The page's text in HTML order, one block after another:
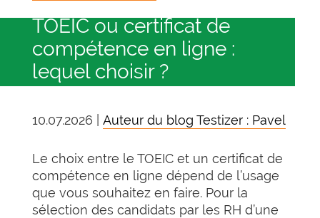
TOEIC ou certificat de
compétence en ligne :
lequel choisir ?
10.07.2026 | Auteur du blog Testizer : Pavel
Le choix entre le TOEIC et un certificat de
compétence en ligne dépend de l’usage
que vous souhaitez en faire. Pour la
sélection des candidats par les RH d’une